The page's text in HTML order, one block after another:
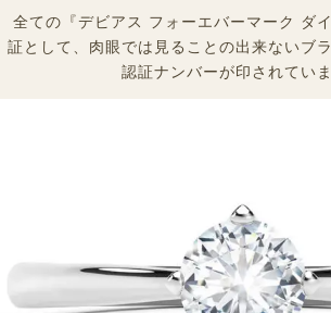
全ての『デビアス フォーエバーマーク ダ
証として、肉眼では見ることの出来ないブ
認証ナンバーが印されていま